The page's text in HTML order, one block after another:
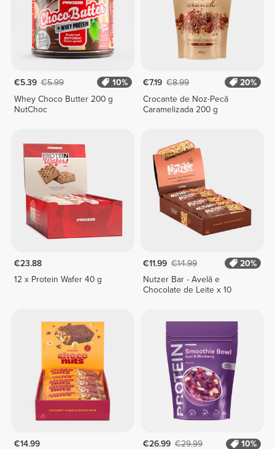
€5.39 €5.99
10%
Whey Choco Butter 200 g
NutChoc
€7.19 €8.99
20%
Crocante de Noz-Pecã
Caramelizada 200 g
€23.88
12 x Protein Wafer 40 g
€11.99 €14.99
20%
Nutzer Bar - Avelã e
Chocolate de Leite x 10
€14.99 €26.99 €29.99 10%